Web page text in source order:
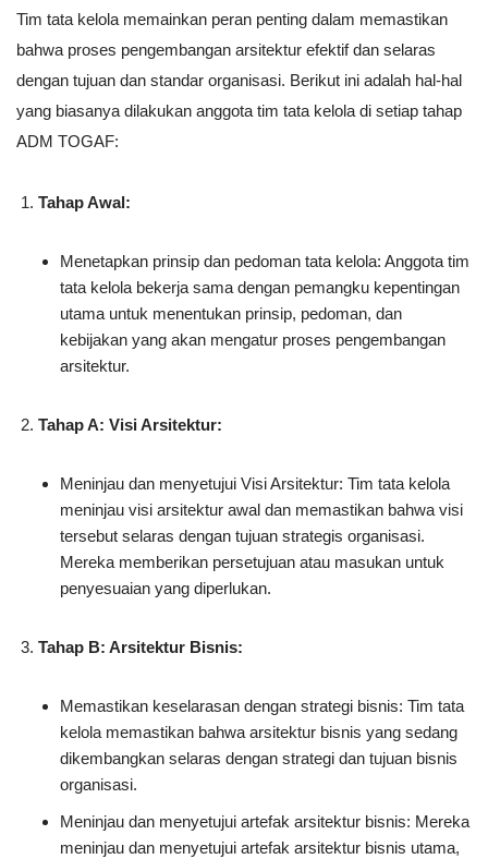
Tim tata kelola memainkan peran penting dalam memastikan
bahwa proses pengembangan arsitektur efektif dan selaras
dengan tujuan dan standar organisasi. Berikut ini adalah hal-hal
yang biasanya dilakukan anggota tim tata kelola di setiap tahap
ADM TOGAF:
Tahap Awal:
Menetapkan prinsip dan pedoman tata kelola: Anggota tim
tata kelola bekerja sama dengan pemangku kepentingan
utama untuk menentukan prinsip, pedoman, dan
kebijakan yang akan mengatur proses pengembangan
arsitektur.
Tahap A: Visi Arsitektur:
Meninjau dan menyetujui Visi Arsitektur: Tim tata kelola
meninjau visi arsitektur awal dan memastikan bahwa visi
tersebut selaras dengan tujuan strategis organisasi.
Mereka memberikan persetujuan atau masukan untuk
penyesuaian yang diperlukan.
Tahap B: Arsitektur Bisnis:
Memastikan keselarasan dengan strategi bisnis: Tim tata
kelola memastikan bahwa arsitektur bisnis yang sedang
dikembangkan selaras dengan strategi dan tujuan bisnis
organisasi.
Meninjau dan menyetujui artefak arsitektur bisnis: Mereka
meninjau dan menyetujui artefak arsitektur bisnis utama,